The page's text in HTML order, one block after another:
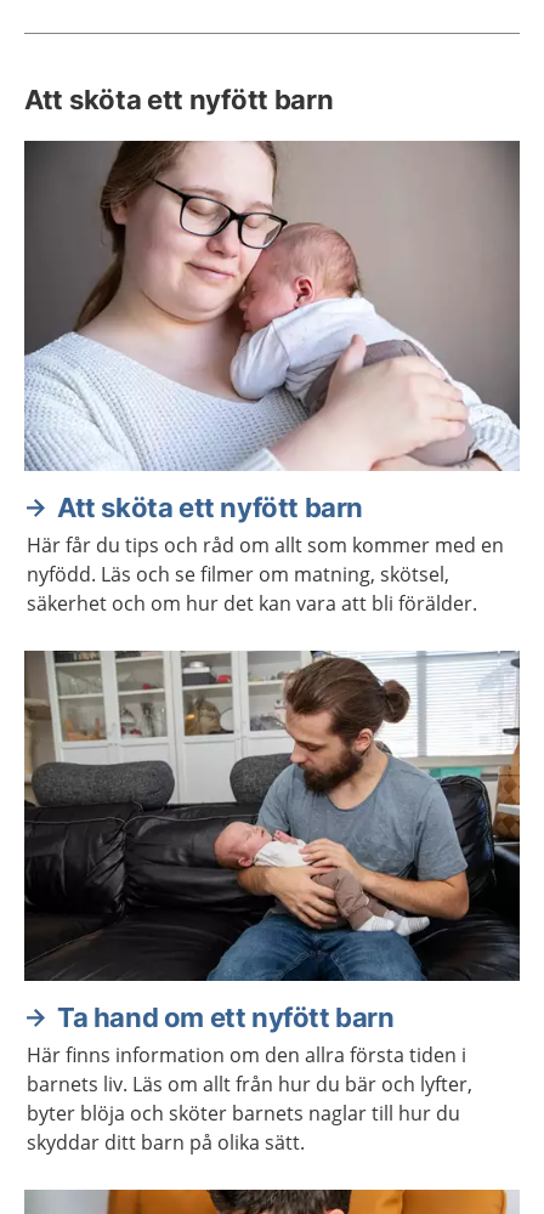
Att sköta ett nyfött barn
Att sköta ett nyfött barn
Här får du tips och råd om allt som kommer med en
nyfödd. Läs och se filmer om matning, skötsel,
säkerhet och om hur det kan vara att bli förälder.
Ta hand om ett nyfött barn
Här finns information om den allra första tiden i
barnets liv. Läs om allt från hur du bär och lyfter,
byter blöja och sköter barnets naglar till hur du
skyddar ditt barn på olika sätt.